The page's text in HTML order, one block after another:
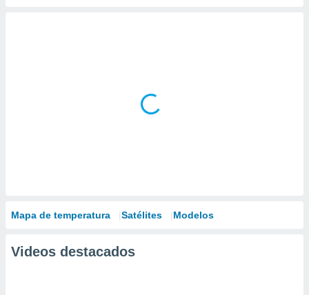
Mapa de temperatura Satélites Modelos
Videos destacados